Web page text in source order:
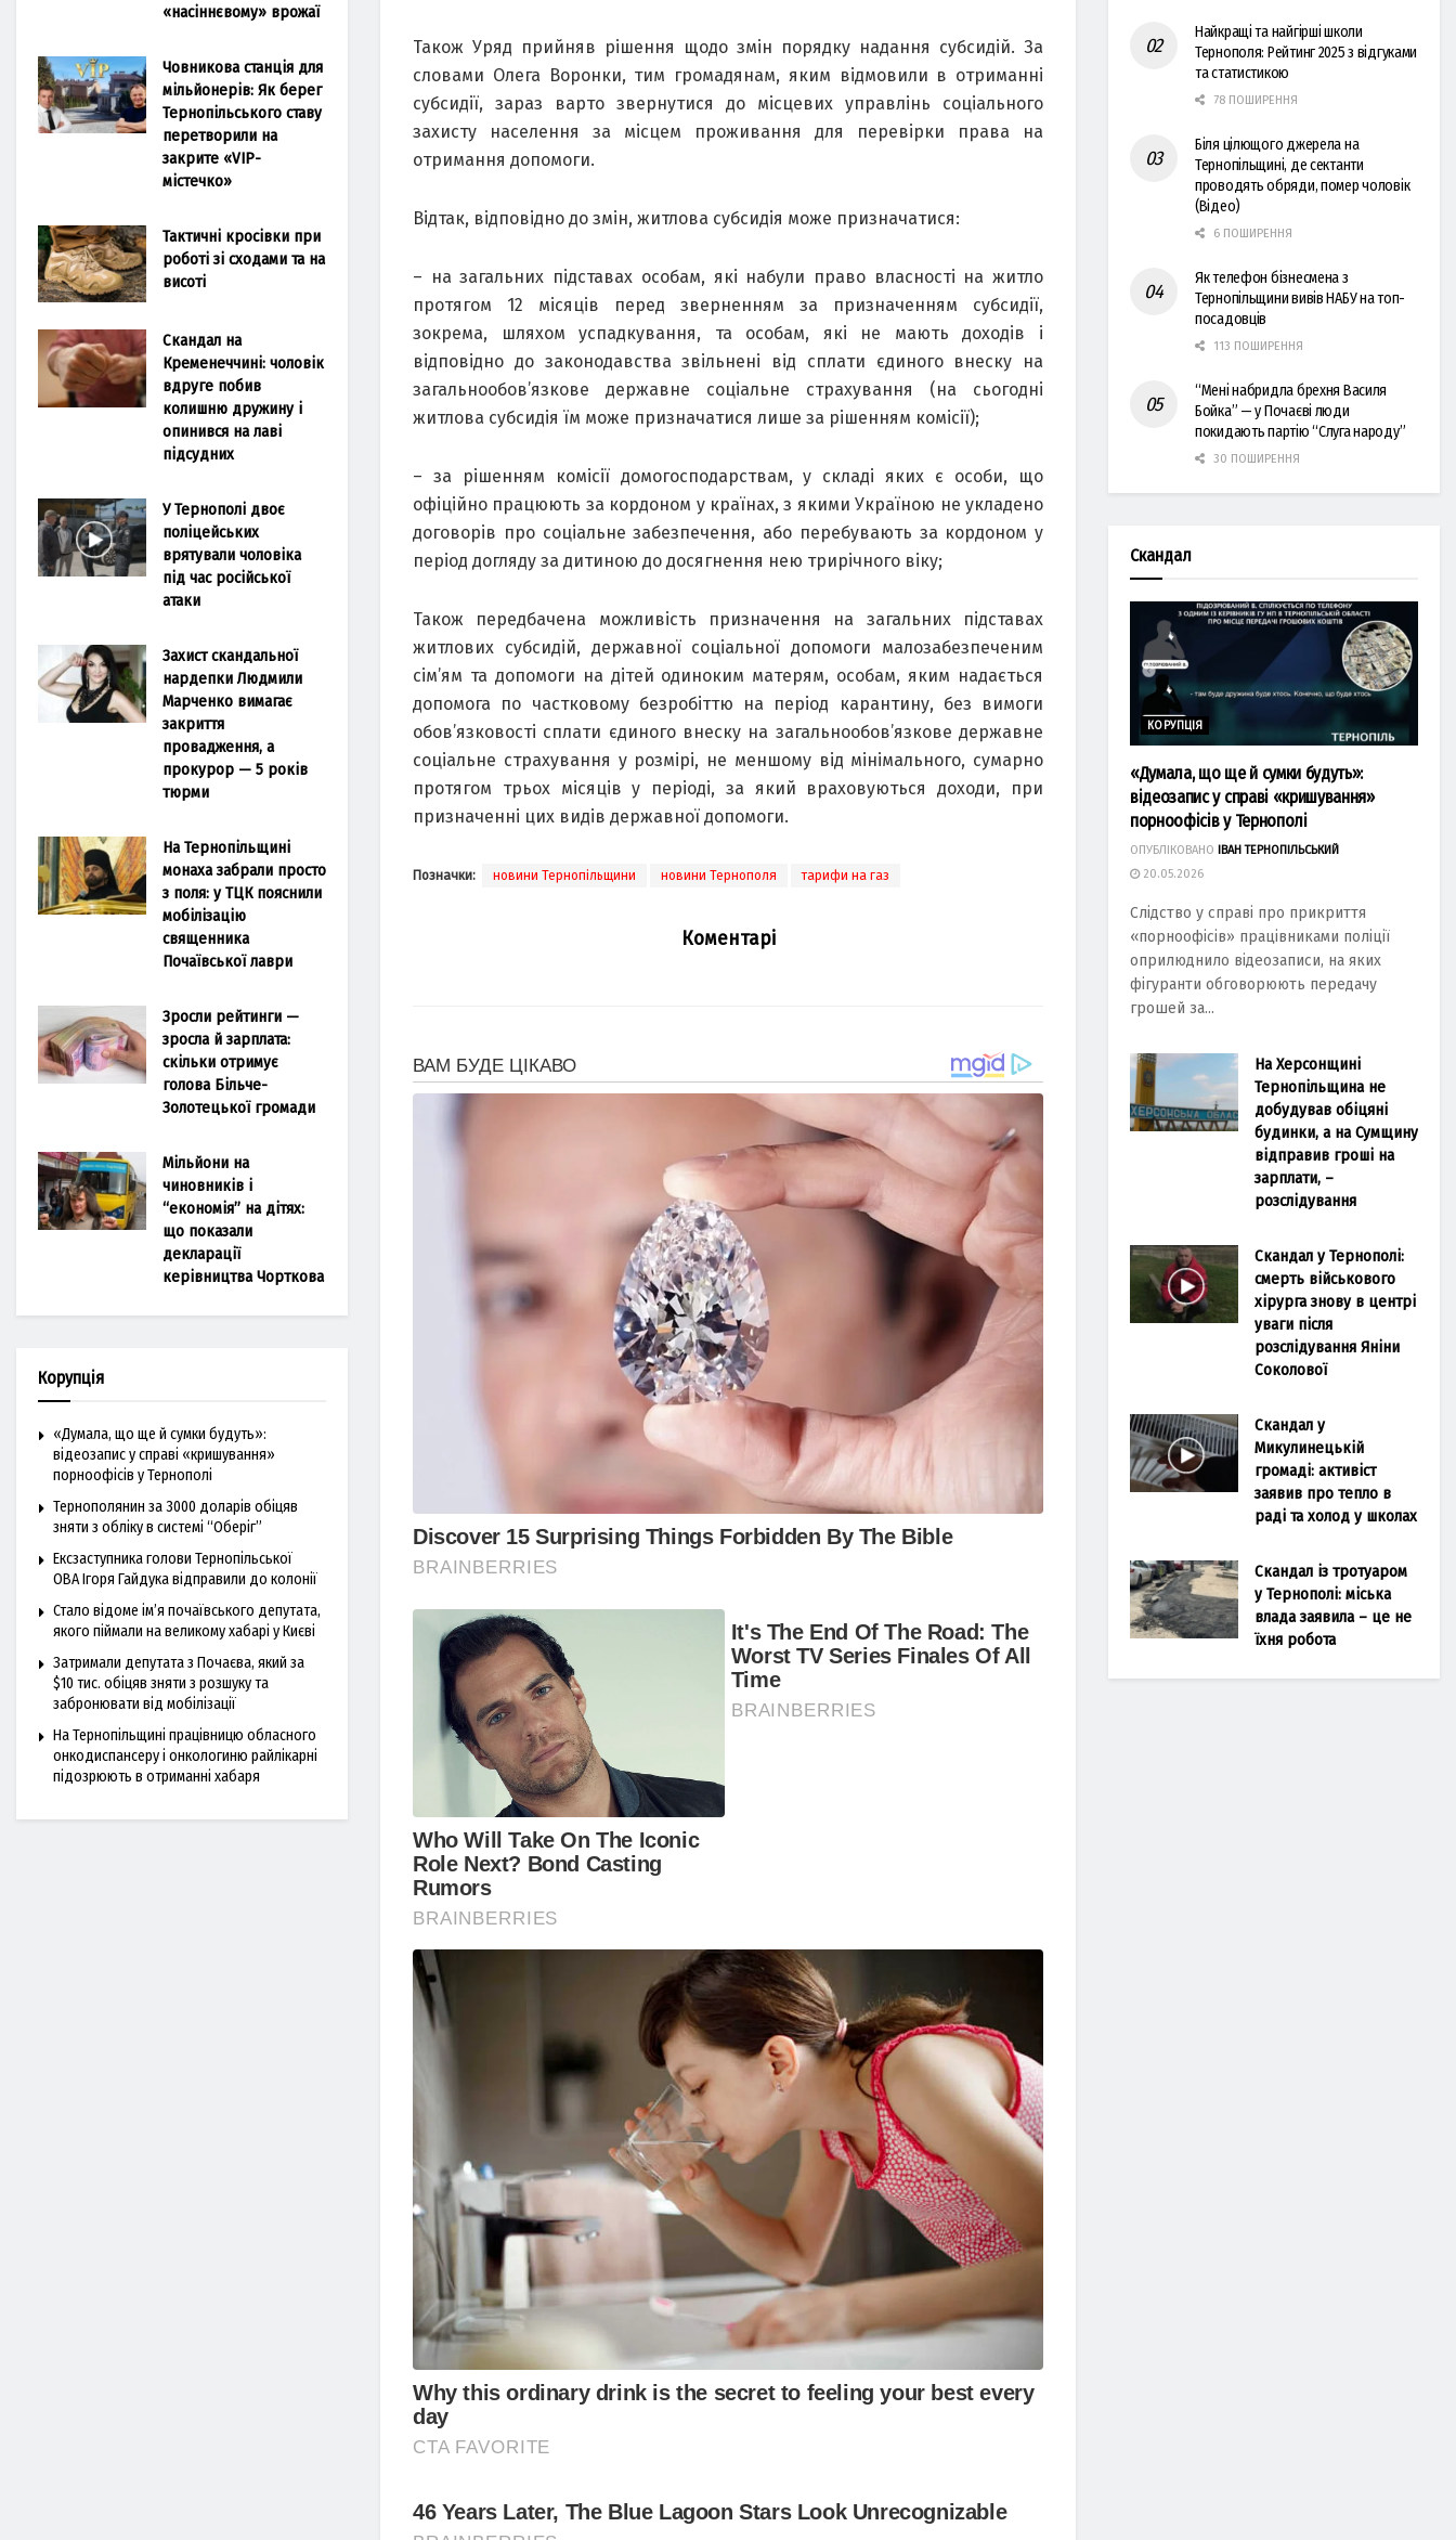
Також Уряд прийняв рішення щодо змін порядку надання субсидій. За
словами Олега Воронки, тим громадянам, яким відмовили в отриманні
субсидії, зараз варто звернутися до місцевих управлінь соціального
захисту населення за місцем проживання для перевірки права на
отримання допомоги.
Відтак, відповідно до змін, житлова субсидія може призначатися:
– на загальних підставах особам, які набули право власності на житло
протягом 12 місяців перед зверненням за призначенням субсидії,
зокрема, шляхом успадкування, та особам, які не мають доходів і
відповідно до законодавства звільнені від сплати єдиного внеску на
загальнообов’язкове державне соціальне страхування (на сьогодні
житлова субсидія їм може призначатися лише за рішенням комісії);
– за рішенням комісії домогосподарствам, у складі яких є особи, що
офіційно працюють за кордоном у країнах, з якими Україною не укладено
договорів про соціальне забезпечення, або перебувають за кордоном у
період догляду за дитиною до досягнення нею трирічного віку;
Також передбачена можливість призначення на загальних підставах
житлових субсидій, державної соціальної допомоги малозабезпеченим
сім’ям та допомоги на дітей одиноким матерям, особам, яким надається
допомога по частковому безробіттю на період карантину, без вимоги
обов’язковості сплати єдиного внеску на загальнообов’язкове державне
соціальне страхування у розмірі, не меншому від мінімального, сумарно
протягом трьох місяців у періоді, за який враховуються доходи, при
призначенні цих видів державної допомоги.
Позначки: новини Тернопільщини новини Тернополя тарифи на газ
Коментарі
«насіннєвому» врожаї
Човникова станція для
мільйонерів: Як берег
Тернопільського ставу
перетворили на
закрите «VIP-
містечко»
Тактичні кросівки при
роботі зі сходами та на
висоті
Скандал на
Кременеччині: чоловік
вдруге побив
колишню дружину і
опинився на лаві
підсудних
У Тернополі двоє
поліцейських
врятували чоловіка
під час російської
атаки
Захист скандальної
нардепки Людмили
Марченко вимагає
закриття
провадження, а
прокурор — 5 років
тюрми
На Тернопільщині
монаха забрали просто
з поля: у ТЦК пояснили
мобілізацію
священника
Почаївської лаври
Зросли рейтинги —
зросла й зарплата:
скільки отримує
голова Більче-
Золотецької громади
Мільйони на
чиновників і
“економія” на дітях:
що показали
декларації
керівництва Чорткова
Корупція
«Думала, що ще й сумки будуть»:
відеозапис у справі «кришування»
порноофісів у Тернополі
Тернополянин за 3000 доларів обіцяв
зняти з обліку в системі “Оберіг”
Ексзаступника голови Тернопільської
ОВА Ігоря Гайдука відправили до колонії
Стало відоме ім’я почаївського депутата,
якого піймали на великому хабарі у Києві
Затримали депутата з Почаєва, який за
$10 тис. обіцяв зняти з розшуку та
забронювати від мобілізації
На Тернопільщині працівницю обласного
онкодиспансеру і онкологиню райлікарні
підозрюють в отриманні хабаря
Найкращі та найгірші школи
Тернополя: Рейтинг 2025 з відгуками
та статистикою
78 ПОШИРЕННЯ
Біля цілющого джерела на
Тернопільщині, де сектанти
проводять обряди, помер чоловік
(Відео)
6 ПОШИРЕННЯ
Як телефон бізнесмена з
Тернопільщини вивів НАБУ на топ-
посадовців
113 ПОШИРЕННЯ
“Мені набридла брехня Василя
Бойка” — у Почаєві люди
покидають партію “Слуга народу”
30 ПОШИРЕННЯ
Скандал
КОРУПЦІЯ
«Думала, що ще й сумки будуть»:
відеозапис у справі «кришування»
порноофісів у Тернополі
ОПУБЛІКОВАНО
ІВАН ТЕРНОПІЛЬСЬКИЙ
20.05.2026
Слідство у справі про прикриття
«порноофісів» працівниками поліції
оприлюднило відеозаписи, на яких
фігуранти обговорюють передачу
грошей за...
На Херсонщині
Тернопільщина не
добудував обіцяні
будинки, а на Сумщину
відправив гроші на
зарплати, –
розслідування
Скандал у Тернополі:
смерть військового
хірурга знову в центрі
уваги після
розслідування Яніни
Соколової
Скандал у
Микулинецькій
громаді: активіст
заявив про тепло в
раді та холод у школах
Скандал із тротуаром
у Тернополі: міська
влада заявила – це не
їхня робота